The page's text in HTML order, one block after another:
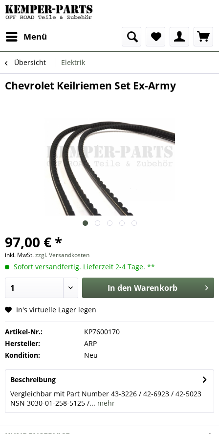
Menü
Übersicht Elektrik
Chevrolet Keilriemen Set Ex-Army
97,00 € *
inkl. MwSt.zzgl. Versandkosten
Sofort versandfertig. Lieferzeit 2-4 Tage. **
In den Warenkorb
In's virtuelle Lager legen
Artikel-Nr.:
KP7600170
Hersteller:
ARP
Kondition:
Neu
Beschreibung
Vergleichbar mit Part Number 43-3226 / 42-6923 / 42-5023
NSN 3030-01-258-5125 /... mehr